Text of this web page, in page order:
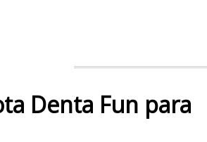
Denta Fun para